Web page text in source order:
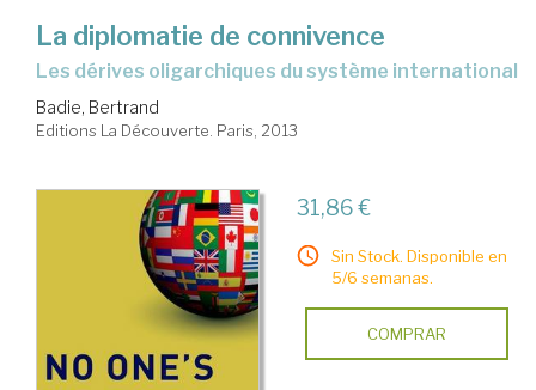
La diplomatie de connivence
les dérives oligarchiques du système international
Badie, Bertrand
Editions La Découverte. Paris, 2013
31,86 €
Sin Stock. Disponible en
5/6 semanas.
COMPRAR